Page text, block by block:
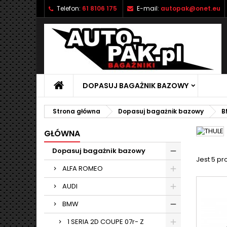
Telefon: 61 8106 175 E-mail: autopak@onet.eu
DOPASUJ BAGAŻNIK BAZOWY
Strona główna Dopasuj bagażnik bazowy
GŁÓWNA
Dopasuj bagażnik bazowy
ALFA ROMEO
AUDI
BMW
1 SERIA 2D COUPE 07r- Z
Jest 5